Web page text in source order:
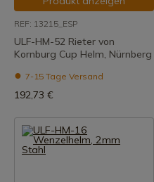
REF: 13215_ESP
ULF-HM-52 Rieter von
Kornburg Cup Helm, Nürnberg
7-15 Tage Versand
192,73 €